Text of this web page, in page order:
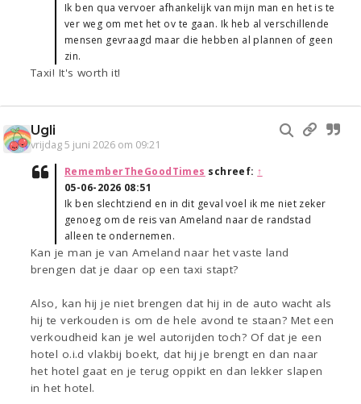
Ik ben qua vervoer afhankelijk van mijn man en het is te
ver weg om met het ov te gaan. Ik heb al verschillende
mensen gevraagd maar die hebben al plannen of geen
zin.
Taxi! It's worth it!
Ugli
vrijdag 5 juni 2026 om 09:21
RememberTheGoodTimes schreef: ↑
05-06-2026 08:51
Ik ben slechtziend en in dit geval voel ik me niet zeker
genoeg om de reis van Ameland naar de randstad
alleen te ondernemen.
Kan je man je van Ameland naar het vaste land
brengen dat je daar op een taxi stapt?
Also, kan hij je niet brengen dat hij in de auto wacht als
hij te verkouden is om de hele avond te staan? Met een
verkoudheid kan je wel autorijden toch? Of dat je een
hotel o.i.d vlakbij boekt, dat hij je brengt en dan naar
het hotel gaat en je terug oppikt en dan lekker slapen
in het hotel.